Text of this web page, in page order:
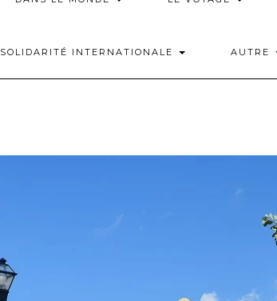
SOLIDARITÉ INTERNATIONALE AUTRE